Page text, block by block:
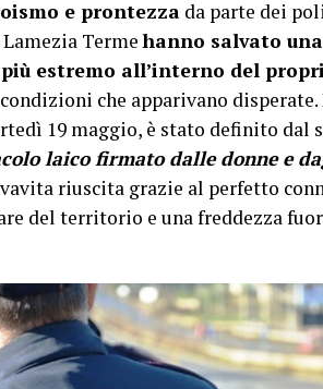
e prontezza da parte dei
Termehanno salvato
estremo all’interno del
che apparivano
19 maggio, è stato definito dal
laico firmato dalle donne e
riuscita grazie al perfetto
del territorio e una freddezza